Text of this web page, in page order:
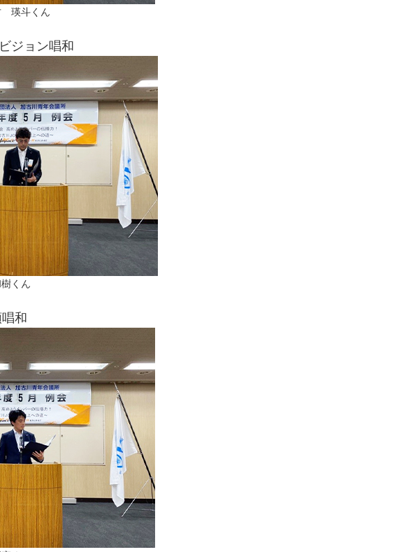
瑛斗くん
ジョン唱和
くん
和